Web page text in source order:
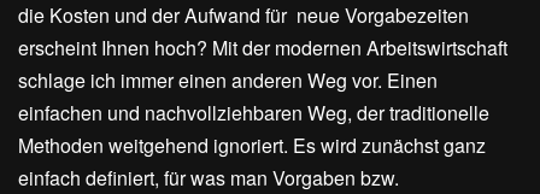
die Kosten und der Aufwand für neue Vorgabezeiten
erscheint Ihnen hoch? Mit der modernen Arbeitswirtschaft
schlage ich immer einen anderen Weg vor. Einen
einfachen und nachvollziehbaren Weg, der traditionelle
Methoden weitgehend ignoriert. Es wird zunächst ganz
einfach definiert, für was man Vorgaben bzw.